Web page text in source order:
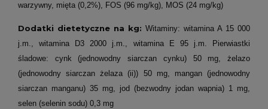
warzywny, mięta (0,2%), FOS (96 mg/kg), MOS (24 mg/kg)
Dodatki dietetyczne na kg: Witaminy: witamina A 15 000
j.m., witamina D3 2000 j.m., witamina E 95 j.m. Pierwiastki
śladowe: cynk (jednowodny siarczan cynku) 50 mg, żelazo
(jednowodny siarczan żelaza (ii)) 50 mg, mangan (jednowodny
siarczan manganu) 35 mg, jod (bezwodny jodan wapnia) 1 mg,
selen (selenin sodu) 0,3 mg